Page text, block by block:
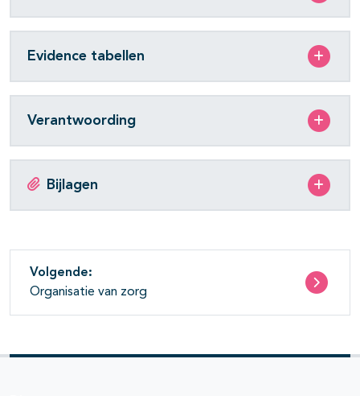
Evidence tabellen
Verantwoording
Bijlagen
Volgende:
Organisatie van zorg